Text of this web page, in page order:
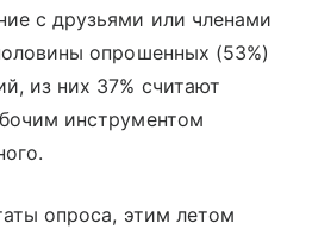
с друзьями или членами
опрошенных (53%)
из них 37% считают
инструментом
опроса, этим летом